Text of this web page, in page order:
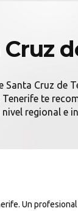
Cruz de
te
regional e
Un